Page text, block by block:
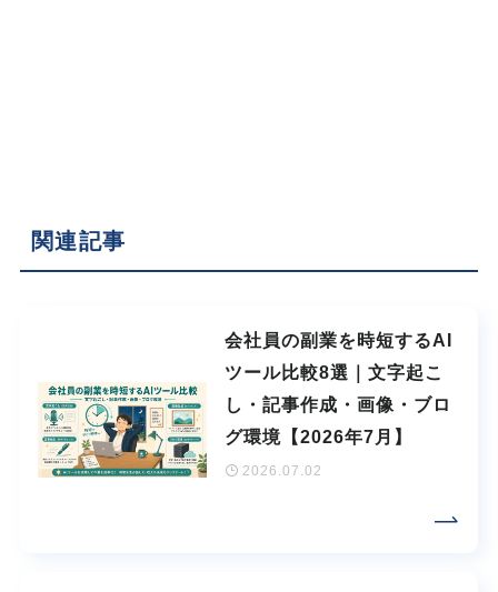
関連記事
会社員の副業を時短するAI
ツール比較8選｜文字起こ
し・記事作成・画像・ブロ
グ環境【2026年7月】
2026.07.02